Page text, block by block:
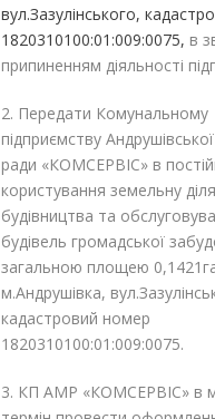
вул.Зазулінського,
1820310100:01:009:0075, в
припиненням діяльності
2. Передати Комунальному
підприємству
ради «КОМСЕРВІС» в
користування земельну
будівництва та
будівель громадської
загальною площею
м.Андрушівка,
кадастровий номер
1820310100:01:009:0075.
3. КП АМР «КОМСЕРВІС» в